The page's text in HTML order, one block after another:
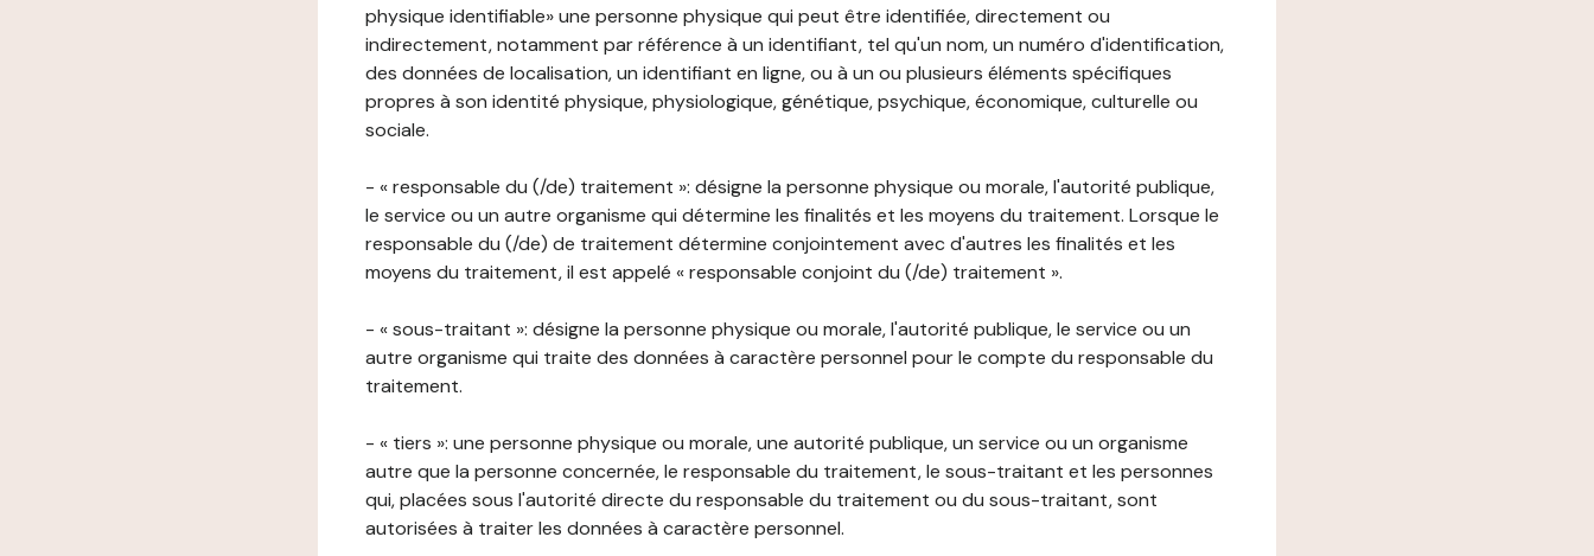
physique identifiable» une personne physique qui peut être identifiée, directement ou
indirectement, notamment par référence à un identifiant, tel qu'un nom, un numéro d'identification,
des données de localisation, un identifiant en ligne, ou à un ou plusieurs éléments spécifiques
propres à son identité physique, physiologique, génétique, psychique, économique, culturelle ou
sociale.
- « responsable du (/de) traitement »: désigne la personne physique ou morale, l'autorité publique,
le service ou un autre organisme qui détermine les finalités et les moyens du traitement. Lorsque le
responsable du (/de) de traitement détermine conjointement avec d'autres les finalités et les
moyens du traitement, il est appelé « responsable conjoint du (/de) traitement ».
- « sous-traitant »: désigne la personne physique ou morale, l'autorité publique, le service ou un
autre organisme qui traite des données à caractère personnel pour le compte du responsable du
traitement.
- « tiers »: une personne physique ou morale, une autorité publique, un service ou un organisme
autre que la personne concernée, le responsable du traitement, le sous-traitant et les personnes
qui, placées sous l'autorité directe du responsable du traitement ou du sous-traitant, sont
autorisées à traiter les données à caractère personnel.